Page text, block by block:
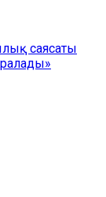
саясаты